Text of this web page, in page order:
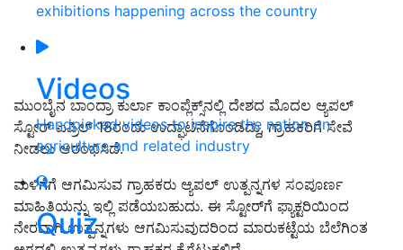
exhibitions happening across the country
Videos
Handpicked videos to inspire the nation on
agriculture and related industry
Quiz
ಮುಂಬೈನ ಬಾಂದ್ರಾ ಕುರ್ಲಾ ಕಾಂಪ್ಲೆಕ್ಸ್‌ನಲ್ಲಿ ದೇಶದ ಮೊದಲ ಆ್ಯಪಲ್
ಸ್ಟೋರ್ ಏಪ್ರಿಲ್ 18ರಂದು ಉದ್ಘಾಟನೆಗೊಂಡಿದ್ದು, ಗ್ರಾಹಕರಿಗೆ ಸೇವೆ
ನೀಡಲು ಆರಂಭಿಸಿದೆ.
ಮಳಿಗೆಗೆ ಆಗಮಿಸುವ ಗ್ರಾಹಕರು ಆ್ಯಪಲ್ ಉತ್ಪನ್ನಗಳ ಸಂಪೂರ್ಣ
ಮಾಹಿತಿಯನ್ನು ಇಲ್ಲಿ ಪಡೆಯಬಹುದು. ಈ ಸ್ಟೋರ್‌ಗೆ ಫ್ಯಾಕ್ಟರಿಯಿಂದ
ನೇರವಾಗಿ ಉತ್ಪನ್ನಗಳು ಆಗಮಿಸುವುದರಿಂದ ಮಾರುಕಟ್ಟೆಯ ಬೆಲೆಗಿಂತ